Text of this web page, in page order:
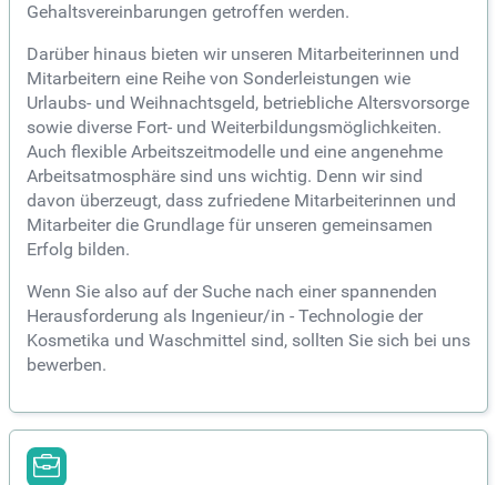
Gehaltsvereinbarungen getroffen werden.
Darüber hinaus bieten wir unseren Mitarbeiterinnen und
Mitarbeitern eine Reihe von Sonderleistungen wie
Urlaubs- und Weihnachtsgeld, betriebliche Altersvorsorge
sowie diverse Fort- und Weiterbildungsmöglichkeiten.
Auch flexible Arbeitszeitmodelle und eine angenehme
Arbeitsatmosphäre sind uns wichtig. Denn wir sind
davon überzeugt, dass zufriedene Mitarbeiterinnen und
Mitarbeiter die Grundlage für unseren gemeinsamen
Erfolg bilden.
Wenn Sie also auf der Suche nach einer spannenden
Herausforderung als Ingenieur/in - Technologie der
Kosmetika und Waschmittel sind, sollten Sie sich bei uns
bewerben.